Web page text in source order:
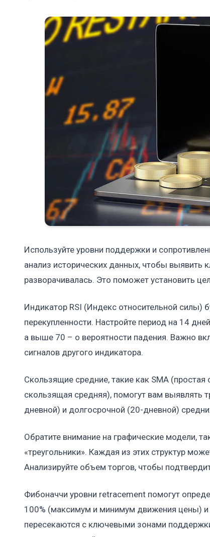
Используйте уровни поддержки и
анализ исторических данных, чтобы выявить
разворачивалась. Это поможет установить
Индикатор RSI (Индекс относительной силы)
перекупленности. Настройте период на 14
а выше 70 – о вероятности падения. Важно
сигналов другого индикатора.
Скользящие средние, такие как SMA
скользящая средняя), помогут вам выявлять
дневной) и долгосрочной (20-дневной)
Обратите внимание на графические модели,
«треугольники». Каждая из этих структур
Анализируйте объем торгов, чтобы
Фибоначчи уровни retracement помогут
100% (максимум и минимум движения цены) и
пересекаются с ключевыми зонами